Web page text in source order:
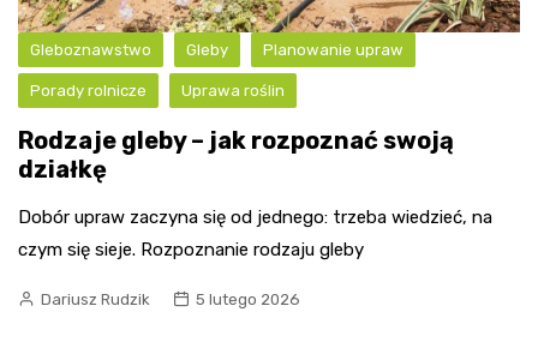
Gleboznawstwo Gleby Planowanie upraw
Porady rolnicze Uprawa roślin
Rodzaje gleby – jak rozpoznać swoją
działkę
Dobór upraw zaczyna się od jednego: trzeba wiedzieć, na
czym się sieje. Rozpoznanie rodzaju gleby
Dariusz Rudzik 5 lutego 2026